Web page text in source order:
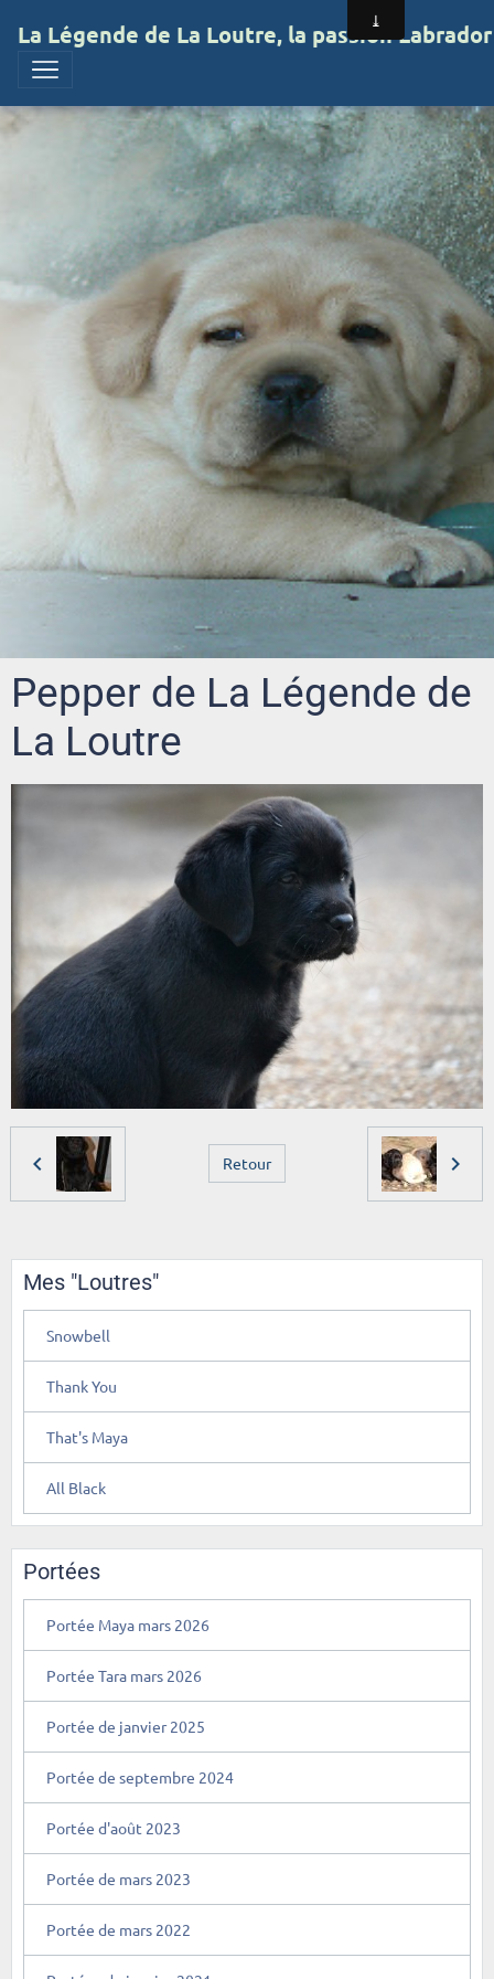
La Légende de La Loutre, la passion
Pepper de La Légende de
La Loutre
Retour
Mes "Loutres"
Snowbell
Thank You
That's Maya
All Black
Portées
Portée Maya mars 2026
Portée Tara mars 2026
Portée de janvier 2025
Portée de septembre 2024
Portée d'août 2023
Portée de mars 2023
Portée de mars 2022